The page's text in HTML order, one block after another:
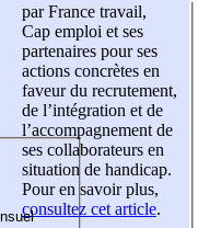
par France travail,
Cap emploi et ses
partenaires pour ses
actions concrètes en
faveur du recrutement,
de l’intégration et de
l’accompagnement de
ses collaborateurs en
situation de handicap.
Pour en savoir plus,
consultez cet article.